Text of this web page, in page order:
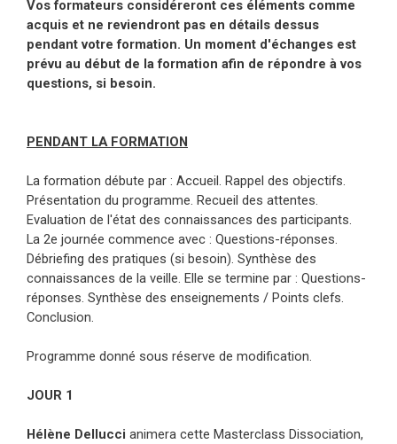
Vos formateurs considéreront ces éléments comme
acquis et ne reviendront pas en détails dessus
pendant votre formation. Un moment d'échanges est
prévu au début de la formation afin de répondre à vos
questions, si besoin.
PENDANT LA FORMATION
La formation débute par : Accueil. Rappel des objectifs.
Présentation du programme. Recueil des attentes.
Evaluation de l'état des connaissances des participants.
La 2e journée commence avec : Questions-réponses.
Débriefing des pratiques (si besoin). Synthèse des
connaissances de la veille. Elle se termine par : Questions-
réponses. Synthèse des enseignements / Points clefs.
Conclusion.
Programme donné sous réserve de modification.
JOUR 1
Hélène Dellucci animera cette Masterclass Dissociation,